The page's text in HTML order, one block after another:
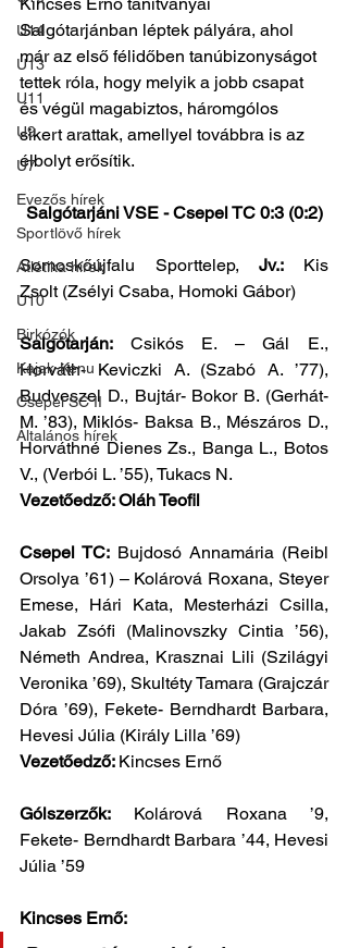
U14
U13
U11
U9
U7
Evezős hírek
Sportlövő hírek
Atlétika hírek
U10
Birkózók
Kajak-Kenu
Csepel SC II
Általános hírek
Salgótarjánban léptek pályára, ahol
már az első félidőben tanúbizonyságot
tettek róla, hogy melyik a jobb csapat
és végül magabiztos, háromgólos
sikert arattak, amellyel továbbra is az
élbolyt erősítik.
Salgótarjáni VSE - Csepel TC 0:3 (0:2)
Somoskőújfalu Sporttelep, Jv.: Kis
Zsolt (Zsélyi Csaba, Homoki Gábor)
Salgótarján: Csikós E. – Gál E.,
Horváth- Keviczki A. (Szabó A. ’77),
Budveszel D., Bujtár- Bokor B. (Gerhát-
M. ’83), Miklós- Baksa B., Mészáros D.,
Horváthné Dienes Zs., Banga L., Botos
V., (Verbói L. ’55), Tukacs N.
Vezetőedző: Oláh Teofil
Csepel TC: Bujdosó Annamária (Reibl
Orsolya ’61) – Kolárová Roxana, Steyer
Emese, Hári Kata, Mesterházi Csilla,
Jakab Zsófi (Malinovszky Cintia ’56),
Németh Andrea, Krasznai Lili (Szilágyi
Veronika ’69), Skultéty Tamara (Grajczár
Dóra ’69), Fekete- Berndhardt Barbara,
Hevesi Júlia (Király Lilla ’69)
Vezetőedző: Kincses Ernő
Gólszerzők: Kolárová Roxana ’9,
Fekete- Berndhardt Barbara ’44, Hevesi
Júlia ’59
Kincses Ernő: